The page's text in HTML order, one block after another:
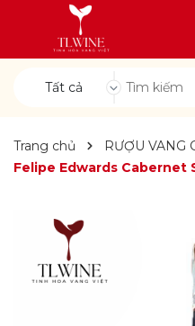
Tất cả
Trang chủ RƯỢU VANG
Felipe Edwards Cabernet